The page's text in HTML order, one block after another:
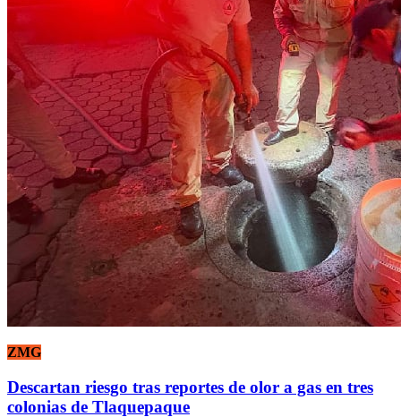
ZMG
Descartan riesgo tras reportes de olor a gas en tres
colonias de Tlaquepaque